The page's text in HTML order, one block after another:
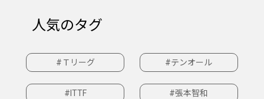
人気のタグ
#Ｔリーグ #テンオール
#ITTF #張本智和